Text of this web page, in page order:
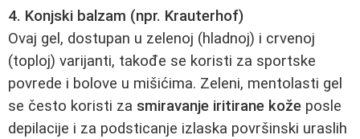
4. Konjski balzam (npr. Krauterhof)
Ovaj gel, dostupan u zelenoj (hladnoj) i crvenoj
(toploj) varijanti, takođe se koristi za sportske
povrede i bolove u mišićima. Zeleni, mentolasti gel
se često koristi za smiravanje iritirane kože posle
depilacije i za podsticanje izlaska površinski uraslih